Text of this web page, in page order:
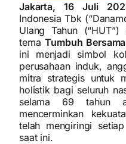
Jakarta, 16 Juli
Indonesia Tbk
Ulang Tahun
temaTumbuh
ini menjadi simbol
perusahaan induk,
mitra strategis untuk
holistik bagi seluruh
selama 69 tahun
mencerminkan
telah mengiringi
saat ini.